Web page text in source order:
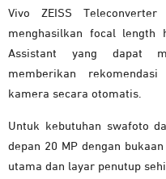
Vivo ZEISS
menghasilkan focal length
Assistant yang dapat
memberikan
kamera secara otomatis.
Untuk kebutuhan swafoto
depan 20 MP dengan
utama dan layar penutup